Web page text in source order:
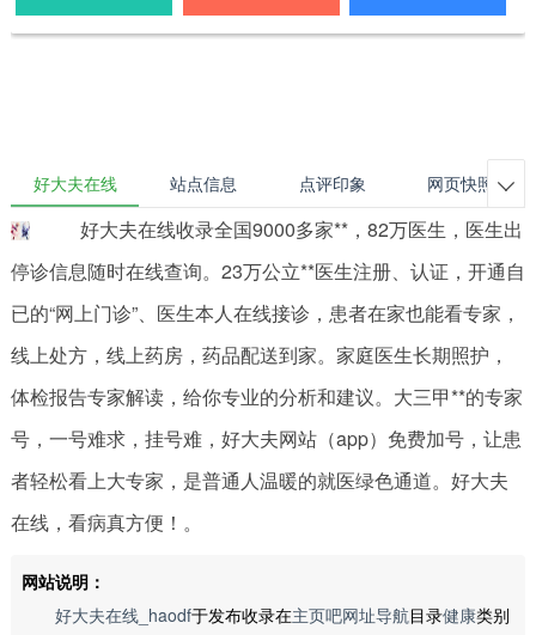
好大夫在线 站点信息 点评印象 网页快照 
好大夫在线收录全国9000多家**，82万医生，医生出
停诊信息随时在线查询。23万公立**医生注册、认证，开通自
已的“网上门诊”、医生本人在线接诊，患者在家也能看专家，
线上处方，线上药房，药品配送到家。家庭医生长期照护，
体检报告专家解读，给你专业的分析和建议。大三甲**的专家
号，一号难求，挂号难，好大夫网站（app）免费加号，让患
者轻松看上大专家，是普通人温暖的就医绿色通道。好大夫
在线，看病真方便！。
网站说明：
好大夫在线_haodf于发布收录在主页吧网址导航目录健康类别